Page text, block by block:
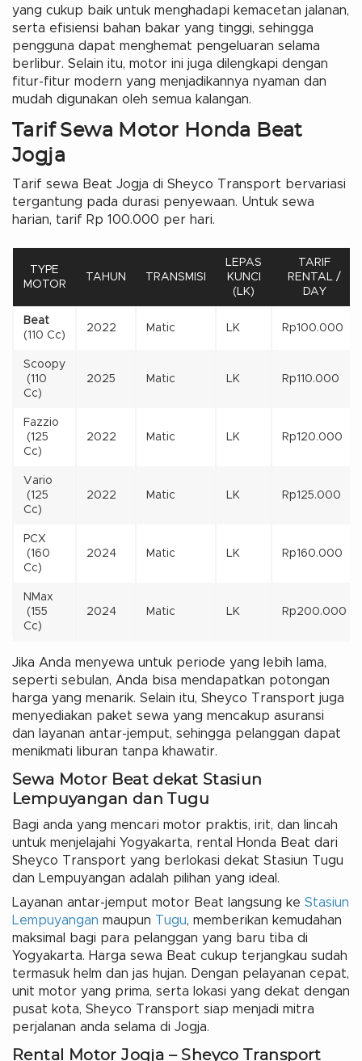
yang cukup baik untuk menghadapi kemacetan jalanan,
serta efisiensi bahan bakar yang tinggi, sehingga
pengguna dapat menghemat pengeluaran selama
berlibur. Selain itu, motor ini juga dilengkapi dengan
fitur-fitur modern yang menjadikannya nyaman dan
mudah digunakan oleh semua kalangan.
Tarif Sewa Motor Honda Beat
Jogja
Tarif sewa Beat Jogja di Sheyco Transport bervariasi
tergantung pada durasi penyewaan. Untuk sewa
harian, tarif Rp 100.000 per hari.
TYPE
MOTOR
TAHUN TRANSMISI
LEPAS
KUNCI
(LK)
TARIF
RENTAL /
DAY
Beat
(110 Cc)
2022 Matic LK Rp100.000
Scoopy
(110
Cc)
2025 Matic LK Rp110.000
Fazzio
(125
Cc)
2022 Matic LK Rp120.000
Vario
(125
Cc)
2022 Matic LK Rp125.000
PCX
(160
Cc)
2024 Matic LK Rp160.000
NMax
(155
Cc)
2024 Matic LK Rp200.000
Jika Anda menyewa untuk periode yang lebih lama,
seperti sebulan, Anda bisa mendapatkan potongan
harga yang menarik. Selain itu, Sheyco Transport juga
menyediakan paket sewa yang mencakup asuransi
dan layanan antar-jemput, sehingga pelanggan dapat
menikmati liburan tanpa khawatir.
Sewa Motor Beat dekat Stasiun
Lempuyangan dan Tugu
Bagi anda yang mencari motor praktis, irit, dan lincah
untuk menjelajahi Yogyakarta, rental Honda Beat dari
Sheyco Transport yang berlokasi dekat Stasiun Tugu
dan Lempuyangan adalah pilihan yang ideal.
Layanan antar-jemput motor Beat langsung ke Stasiun
Lempuyangan maupun Tugu, memberikan kemudahan
maksimal bagi para pelanggan yang baru tiba di
Yogyakarta. Harga sewa Beat cukup terjangkau sudah
termasuk helm dan jas hujan. Dengan pelayanan cepat,
unit motor yang prima, serta lokasi yang dekat dengan
pusat kota, Sheyco Transport siap menjadi mitra
perjalanan anda selama di Jogja.
Rental Motor Jogja – Sheyco Transport